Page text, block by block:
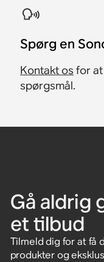
Spørg en
Kontakt os for
spørgsmål.
Gå aldrig
et tilbud
Tilmeld dig for at få
produkter og